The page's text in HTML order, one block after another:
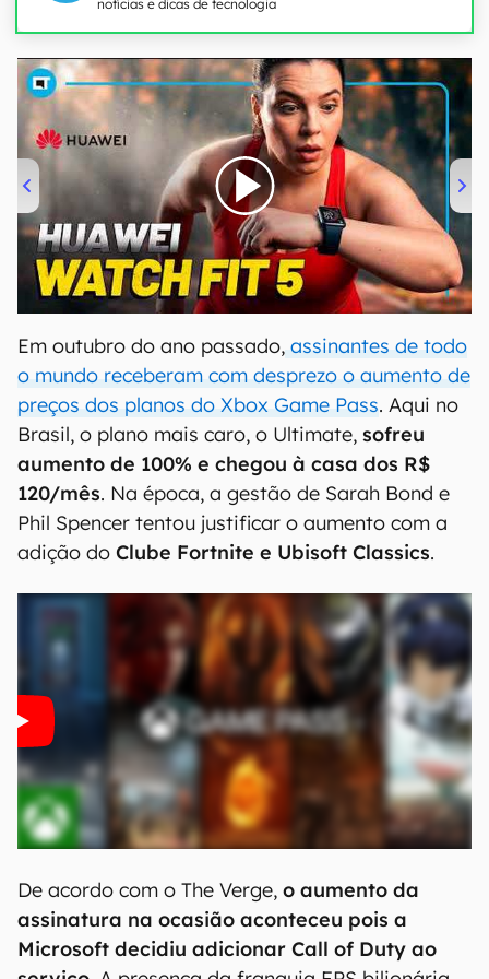
notícias e dicas de tecnologia
00:00/04:51
Em outubro do ano passado, assinantes de todo
o mundo receberam com desprezo o aumento de
preços dos planos do Xbox Game Pass. Aqui no
Brasil, o plano mais caro, o Ultimate, sofreu
aumento de 100% e chegou à casa dos R$
120/mês. Na época, a gestão de Sarah Bond e
Phil Spencer tentou justificar o aumento com a
adição do Clube Fortnite e Ubisoft Classics.
De acordo com o The Verge, o aumento da
assinatura na ocasião aconteceu pois a
Microsoft decidiu adicionar Call of Duty ao